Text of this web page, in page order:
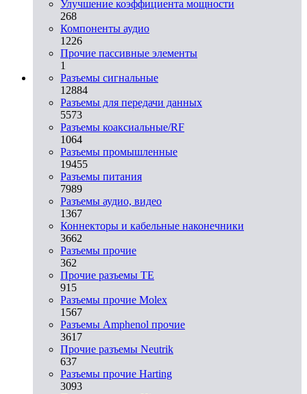
Улучшение коэффициента мощности
268
Компоненты аудио
1226
Прочие пассивные элементы
1
Разъeмы сигнальные
12884
Разъeмы для передачи данных
5573
Разъeмы коаксиальные/RF
1064
Разъeмы промышленные
19455
Разъeмы питания
7989
Разъeмы аудио, видео
1367
Коннекторы и кабельные наконечники
3662
Разъeмы прочие
362
Прочие разъемы TE
915
Разъемы прочие Molex
1567
Разъемы Amphenol прочие
3617
Прочие разъемы Neutrik
637
Разъемы прочие Harting
3093